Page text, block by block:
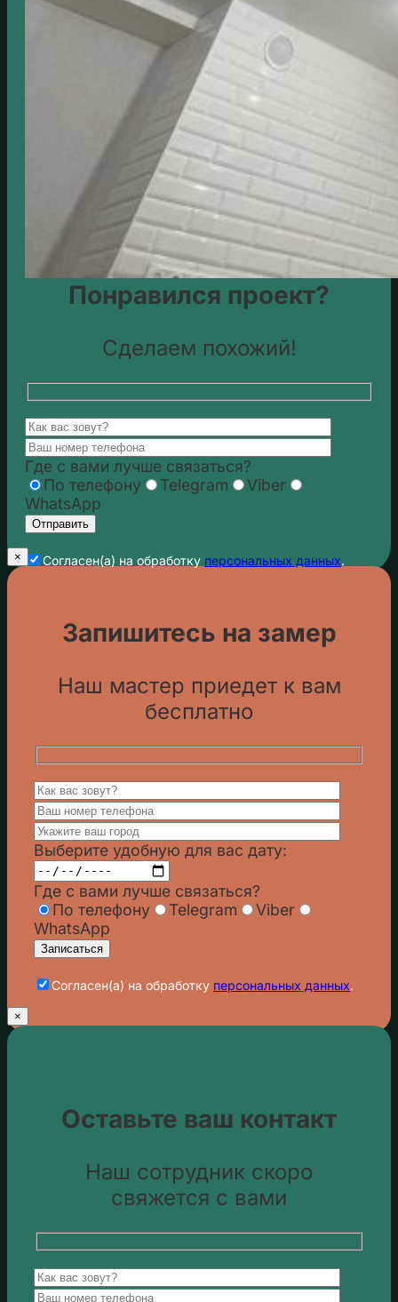
Понравился проект?
Сделаем похожий!
Где с вами лучше связаться?
По телефону
Telegram
Viber
WhatsApp
Cогласен(а) на обработку персональных данных.
×
Запишитесь на замер
Наш мастер приедет к вам
бесплатно
Выберите удобную для вас дату:
Где с вами лучше связаться?
По телефону
Telegram
Viber
WhatsApp
Cогласен(а) на обработку персональных данных.
×
Оставьте ваш контакт
Наш сотрудник скоро
свяжется с вами